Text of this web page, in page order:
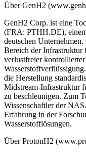
Über GenH2
GenH2 Corp. ist eine
(FRA: PTHH.DE),
deutschen
Bereich der Infrastruktur
verlustfreier
die Herstellung
Midstream-Infrastruktur
zu beschleunigen. Zum
Wissenschaftler der
Erfahrung in der
Wasserstofflösungen.
Über ProtonH2